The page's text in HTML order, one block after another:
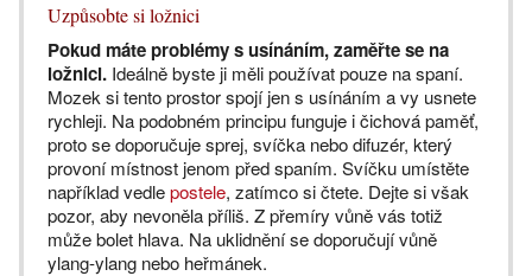
Uzpůsobte si ložnici
Pokud máte problémy s usínáním, zaměřte se na
ložnici. Ideálně byste ji měli používat pouze na spaní.
Mozek si tento prostor spojí jen s usínáním a vy usnete
rychleji. Na podobném principu funguje i čichová paměť,
proto se doporučuje sprej, svíčka nebo difuzér, který
provoní místnost jenom před spaním. Svíčku umístěte
například vedlepostele, zatímco si čtete. Dejte si však
pozor, aby nevoněla příliš. Z přemíry vůně vás totiž
může bolet hlava. Na uklidnění se doporučují vůně
ylang-ylang nebo heřmánek.